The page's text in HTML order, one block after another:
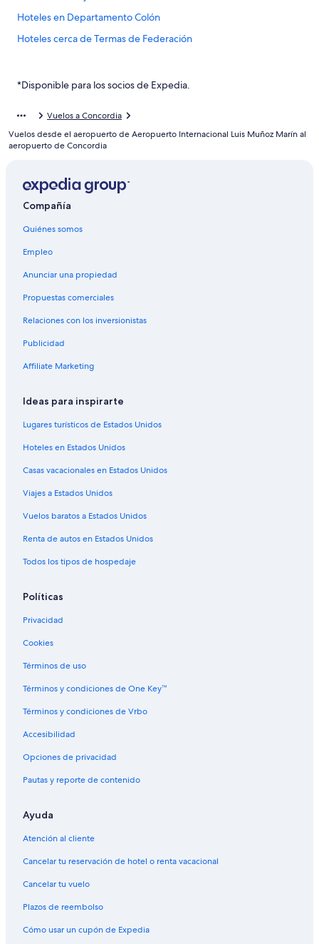
Hoteles en Departamento Colón
Hoteles cerca de Termas de Federación
Apart-Hoteles en Federación
Apartamentos en Federación
Hostales en Federación
Hoteles de lujo en Federación
Hoteles baratos en Federación
Hoteles con desayuno incluido en Federación
Hoteles con área de juegos en Federación
Hoteles con alberca en Federación
Hoteles con restaurante en Federación
Hoteles en Federación
Hoteles cerca de Termas de Chajarí
Hoteles en Liebig
Hoteles 5 estrellas en Villa Elisa
Cabañas en Villa Elisa
Hoteles en Villa Elisa
Apart-Hoteles en San José
Hoteles en Villa Zorraquín
Hoteles cerca de Parque Nacional El Palmar
Hoteles 3 estrellas en Colonia Hocker
Hoteles cerca de Lago de Salto Grande
Hoteles cerca de Museo Judío de Entre Ríos
Hoteles cerca de Autódromo de Concordia
Hoteles que aceptan mascotas en Concordia
*Disponible para los socios de Expedia.
Vuelos a Concordia
Vuelos desde el aeropuerto de Aeropuerto Internacional Luis Muñoz Marín al
aeropuerto de Concordia
Compañía
Quiénes somos
Empleo
Anunciar una propiedad
Propuestas comerciales
Relaciones con los inversionistas
Publicidad
Affiliate Marketing
Ideas para inspirarte
Lugares turísticos de Estados Unidos
Hoteles en Estados Unidos
Casas vacacionales en Estados Unidos
Viajes a Estados Unidos
Vuelos baratos a Estados Unidos
Renta de autos en Estados Unidos
Todos los tipos de hospedaje
Políticas
Privacidad
Cookies
Términos de uso
Términos y condiciones de One Key™
Términos y condiciones de Vrbo
Accesibilidad
Opciones de privacidad
Pautas y reporte de contenido
Ayuda
Atención al cliente
Cancelar tu reservación de hotel o renta vacacional
Cancelar tu vuelo
Plazos de reembolso
Cómo usar un cupón de Expedia